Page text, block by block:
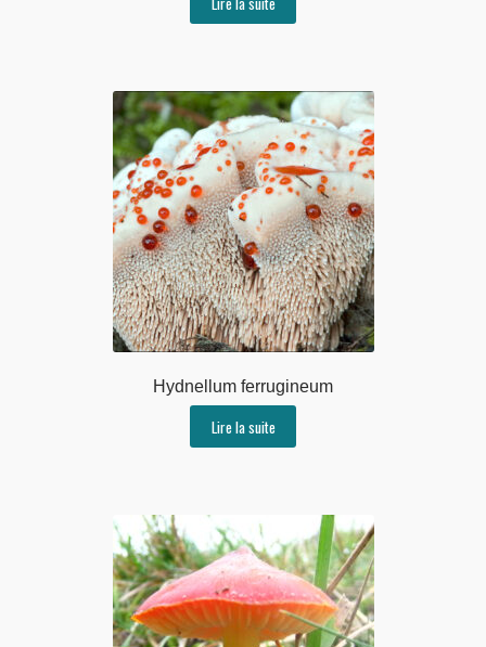
Hydnellum ferrugineum
Lire la suite